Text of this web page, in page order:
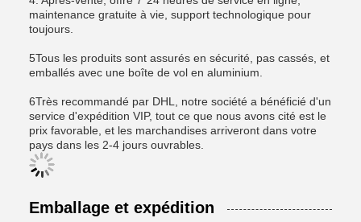
maintenance gratuite à vie, support technologique pour
toujours.
5Tous les produits sont assurés en sécurité, pas cassés, et
emballés avec une boîte de vol en aluminium.
6Très recommandé par DHL, notre société a bénéficié d'un
service d'expédition VIP, tout ce que nous avons cité est le
prix favorable, et les marchandises arriveront dans votre
pays dans les 2-4 jours ouvrables.
Emballage et expédition